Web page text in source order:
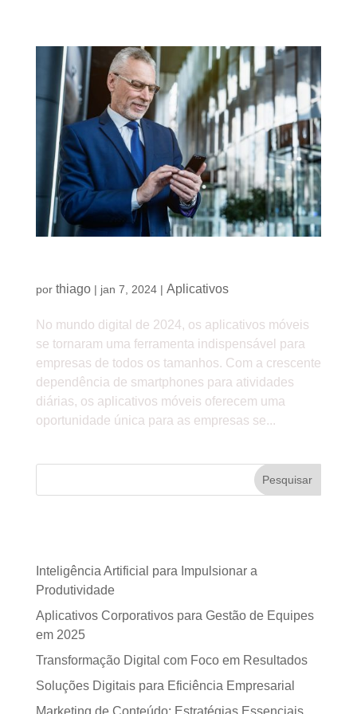
por thiago| jan 7, 2024| Aplicativos
No mundo digital de 2024, os aplicativos móveis
se tornaram uma ferramenta indispensável para
empresas de todos os tamanhos. Com a crescente
dependência de smartphones para atividades
diárias, os aplicativos móveis oferecem uma
oportunidade única para as empresas se...
Pesquisar
Inteligência Artificial para Impulsionar a
Produtividade
Aplicativos Corporativos para Gestão de Equipes
em 2025
Transformação Digital com Foco em Resultados
Soluções Digitais para Eficiência Empresarial
Marketing de Conteúdo: Estratégias Essenciais